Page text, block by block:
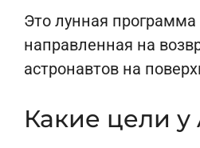
Это лунная программа
направленная на
астронавтов на
Какие цели у